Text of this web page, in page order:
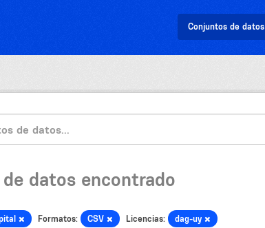
Conjuntos de datos
datos encontrado
Formatos: CSV Licencias: dag-uy